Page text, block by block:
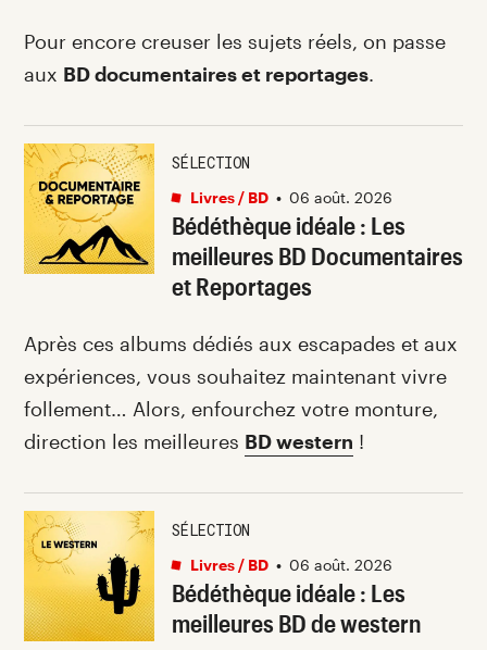
Pour encore creuser les sujets réels, on passe
aux BD documentaires et reportages.
Bédéthèque idéale : Les
meilleures BD Documentaires
et Reportages
SÉLECTION
Livres / BD • 06 août. 2026
Après ces albums dédiés aux escapades et aux
expériences, vous souhaitez maintenant vivre
follement… Alors, enfourchez votre monture,
direction les meilleures BD western !
Bédéthèque idéale : Les
meilleures BD de western
SÉLECTION
Livres / BD • 06 août. 2026